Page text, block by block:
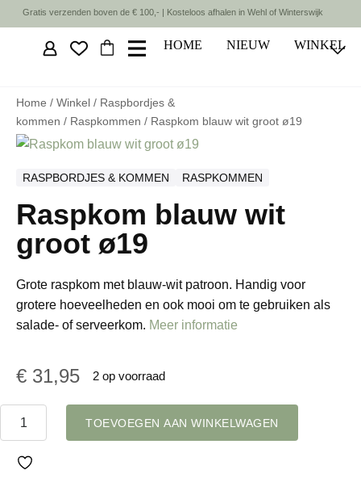
Gratis verzenden boven de € 100,- | Kosteloos afhalen in Wehl of Winterswijk
HOME NIEUW WINKEL
Home / Winkel / Raspbordjes &
kommen / Raspkommen / Raspkom blauw wit groot ø19
RASPBORDJES & KOMMEN RASPKOMMEN
Raspkom blauw wit
groot ø19
Grote raspkom met blauw-wit patroon. Handig voor
grotere hoeveelheden en ook mooi om te gebruiken als
salade- of serveerkom. Meer informatie
€ 31,95 2 op voorraad
groot
TOEVOEGEN AAN WINKELWAGEN